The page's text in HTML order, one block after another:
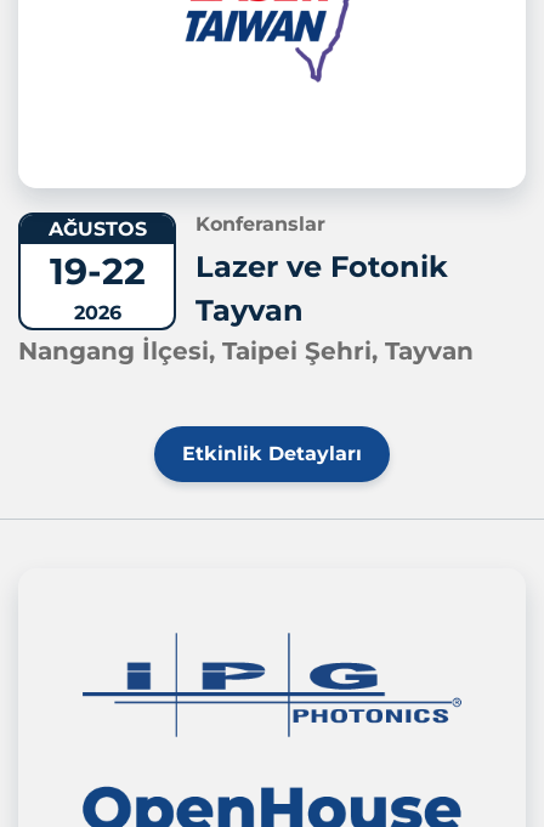
AĞUSTOS
19-22
2026
Konferanslar
Lazer ve Fotonik
Tayvan
Nangang İlçesi, Taipei Şehri, Tayvan
Etkinlik Detayları